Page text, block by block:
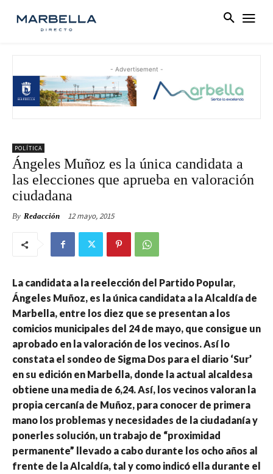
- Advertisement -
POLÍTICA
Ángeles Muñoz es la única candidata a
las elecciones que aprueba en valoración
ciudadana
By Redacción 12 mayo, 2015
La candidata a la reelección del Partido Popular,
Ángeles Muñoz, es la única candidata a la Alcaldía de
Marbella, entre los diez que se presentan a los
comicios municipales del 24 de mayo, que consigue un
aprobado en la valoración de los vecinos. Así lo
constata el sondeo de Sigma Dos para el diario ‘Sur’
en su edición en Marbella, donde la actual alcaldesa
obtiene una media de 6,24. Así, los vecinos valoran la
propia cercanía de Muñoz, para conocer de primera
mano los problemas y necesidades de la ciudadanía y
ponerles solución, un trabajo de “proximidad
permanente” llevado a cabo durante los ocho años al
frente de la Alcaldía, tal y como indicó ella durante el